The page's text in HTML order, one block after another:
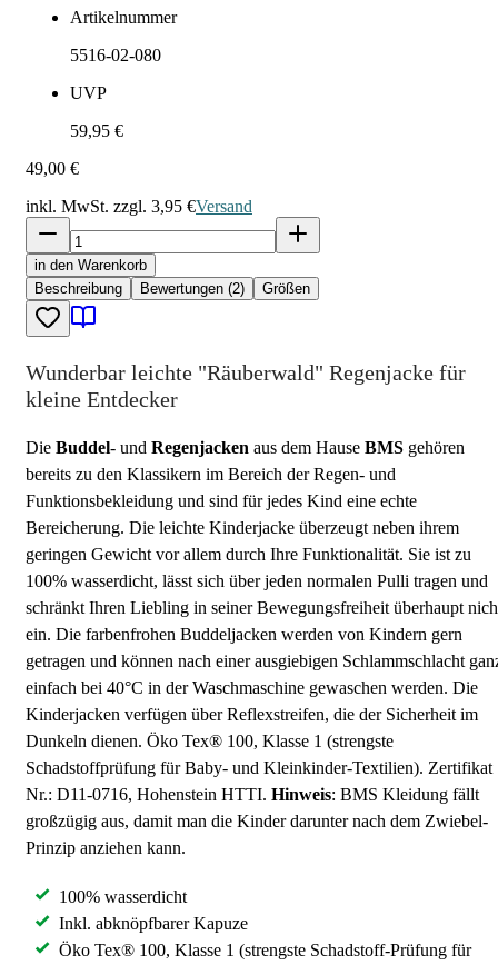
Artikelnummer
5516-02-080
UVP
59,95 €
49,00 €
inkl. MwSt. zzgl. 3,95 €Versand
in den Warenkorb
Beschreibung
Bewertungen (2) Größen
Wunderbar leichte "Räuberwald" Regenjacke für
kleine Entdecker
Die Buddel- und Regenjacken aus dem Hause BMS gehören
bereits zu den Klassikern im Bereich der Regen- und
Funktionsbekleidung und sind für jedes Kind eine echte
Bereicherung. Die leichte Kinderjacke überzeugt neben ihrem
geringen Gewicht vor allem durch Ihre Funktionalität. Sie ist zu
100% wasserdicht, lässt sich über jeden normalen Pulli tragen und
schränkt Ihren Liebling in seiner Bewegungsfreiheit überhaupt
ein. Die farbenfrohen Buddeljacken werden von Kindern gern
getragen und können nach einer ausgiebigen Schlammschlacht
einfach bei 40°C in der Waschmaschine gewaschen werden. Die
Kinderjacken verfügen über Reflexstreifen, die der Sicherheit im
Dunkeln dienen. Öko Tex® 100, Klasse 1 (strengste
Schadstoffprüfung für Baby- und Kleinkinder-Textilien). Zertifikat
Nr.: D11-0716, Hohenstein HTTI. Hinweis: BMS Kleidung fällt
großzügig aus, damit man die Kinder darunter nach dem Zwiebel-
Prinzip anziehen kann.
100% wasserdicht
Inkl. abknöpfbarer Kapuze
Öko Tex® 100, Klasse 1 (strengste Schadstoff-Prüfung für